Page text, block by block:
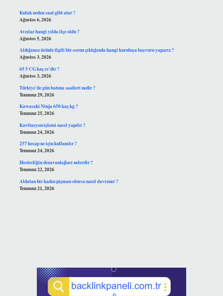
Kulak neden saat gibi atar ?
Ağustos 6, 2026
Avcılar hangi yılda ilçe oldu ?
Ağustos 5, 2026
Aldığımız ürünle ilgili bir sorun çıktığında hangi kuruluşa başvuru yaparız ?
Ağustos 3, 2026
65 5 CG kaç cc’dir ?
Ağustos 3, 2026
Türkiye’de gün batımı saatleri nedir ?
Temmuz 29, 2026
Kawasaki Ninja 650 kaç kg ?
Temmuz 25, 2026
Kavitasyon işlemi nasıl yapılır ?
Temmuz 24, 2026
257 hesap ne için kullanılır ?
Temmuz 24, 2026
Hostesliğin dezavantajları nelerdir ?
Temmuz 22, 2026
Aldatan bir kadın pişman olursa nasıl davranır ?
Temmuz 21, 2026